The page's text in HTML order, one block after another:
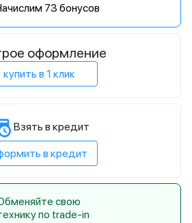
73 бонусов
оформление
купить в 1 клик
Взять в кредит
в кредит
свою
по trade-in